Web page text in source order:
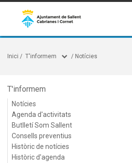
Inici / T'informem / Notícies
T'informem
Notícies
Agenda d'activitats
Butlletí Som Sallent
Consells preventius
Històric de notícies
Històric d'agenda